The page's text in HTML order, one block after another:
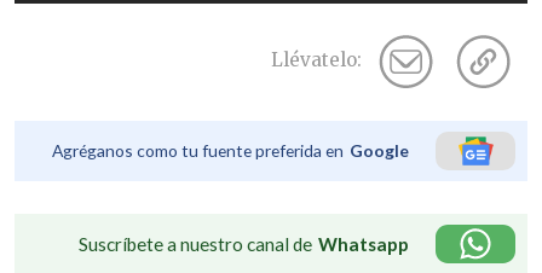
Llévatelo:
Agréganos como tu fuente preferida en Google
Suscríbete a nuestro canal de Whatsapp